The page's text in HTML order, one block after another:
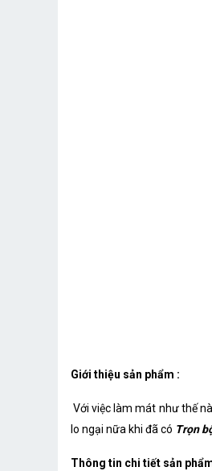
Giới thiệu sản phẩm :
Với việc làm mát như thế
lo ngại nữa khi đã có Trọn
Thông tin chi tiết sản